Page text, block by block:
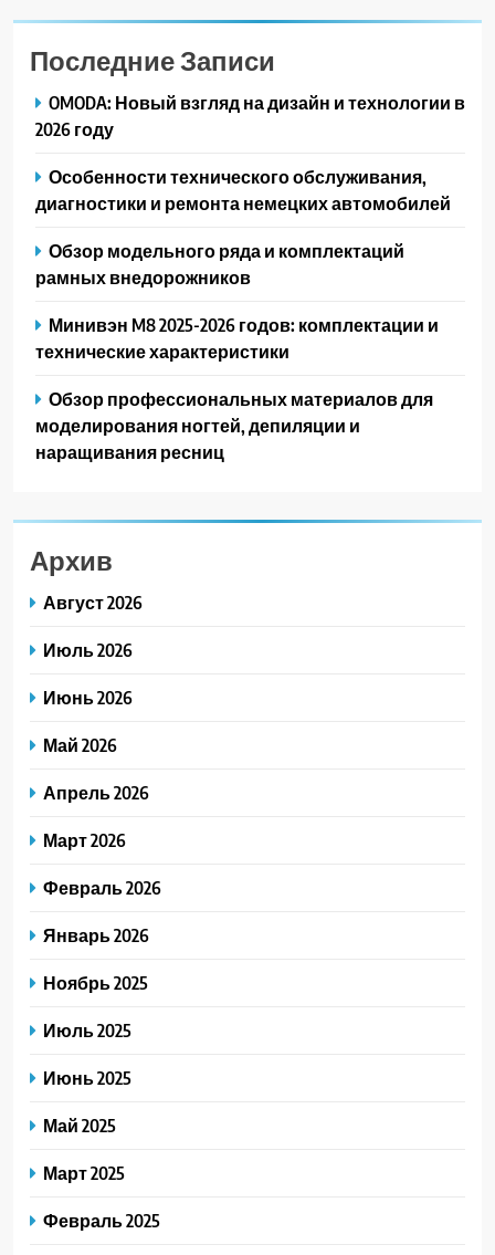
Последние Записи
OMODA: Новый взгляд на дизайн и технологии в
2026 году
Особенности технического обслуживания,
диагностики и ремонта немецких автомобилей
Обзор модельного ряда и комплектаций
рамных внедорожников
Минивэн M8 2025-2026 годов: комплектации и
технические характеристики
Обзор профессиональных материалов для
моделирования ногтей, депиляции и
наращивания ресниц
Архив
Август 2026
Июль 2026
Июнь 2026
Май 2026
Апрель 2026
Март 2026
Февраль 2026
Январь 2026
Ноябрь 2025
Июль 2025
Июнь 2025
Май 2025
Март 2025
Февраль 2025